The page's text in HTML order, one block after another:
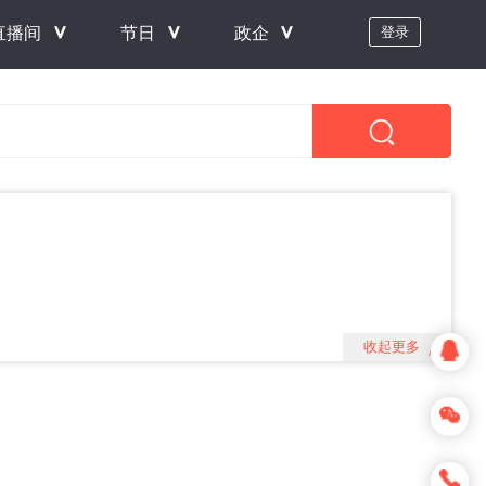
播间 ＾ 节日 ＾ 政企 ＾ 登录
收起更多 ＾